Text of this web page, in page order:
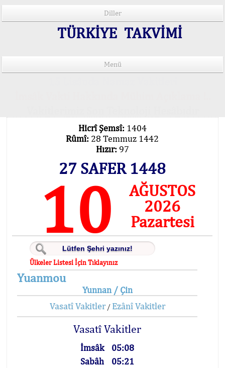
Diller
TÜRKİYE TAKVİMİ
Menü
Hicrî Şemsî: 1404
Rûmî: 28 Temmuz 1442
Hızır: 97
27 SAFER 1448
10
AĞUSTOS
2026
Pazartesi
Ülkeler Listesi İçin Tıklayınız
Yuanmou
Yunnan / Çin
Vasatî Vakitler/ Ezânî Vakitler
Vasatî Vakitler
İmsâk
05:08
Sabâh
05:21